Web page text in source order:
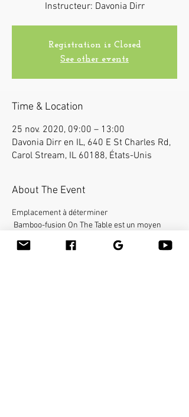
Instructeur: Davonia Dirr
Registration is Closed
See other events
Time & Location
25 nov. 2020, 09:00 – 13:00
Davonia Dirr en IL, 640 E St Charles Rd,
Carol Stream, IL 60188, États-Unis
About The Event
Emplacement à déterminer
innovant de fournir un massage suédois ou des
tissus profonds du corps entier sur la table tout